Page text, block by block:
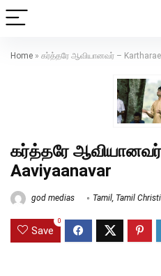
Home » கர்த்தரே ஆவியானவர் –
கர்த்தரே
Aaviyaanavar
god medias Tamil Tamil
Save
0